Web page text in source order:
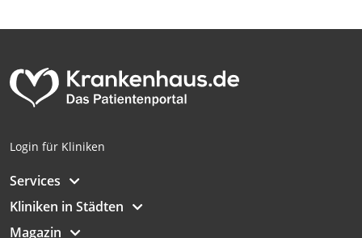
Login für Kliniken
Services
Kliniken in Städten
Magazin